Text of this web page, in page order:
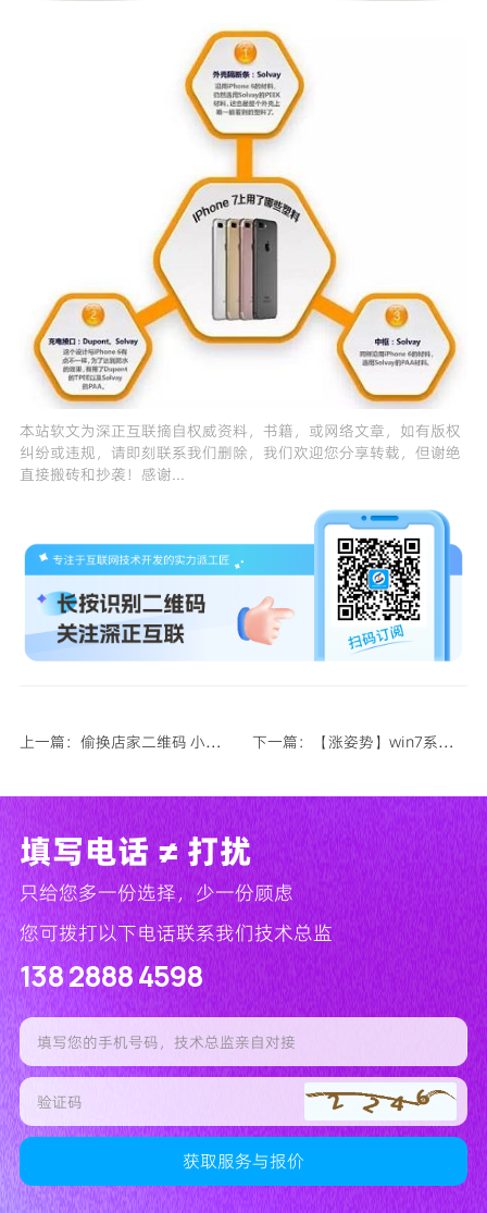
本站软文为深正互联摘自权威资料，书籍，或网络文章，如有版权
纠纷或违规，请即刻联系我们删除，我们欢迎您分享转载，但谢绝
直接搬砖和抄袭！感谢...
上一篇：偷换店家二维码 小偷“躺收”70万？ 下一篇：【涨姿势】win7系统如何备份数据？
填写电话 ≠ 打扰
只给您多一份选择，少一份顾虑
您可拨打以下电话联系我们技术总监
138 2888 4598